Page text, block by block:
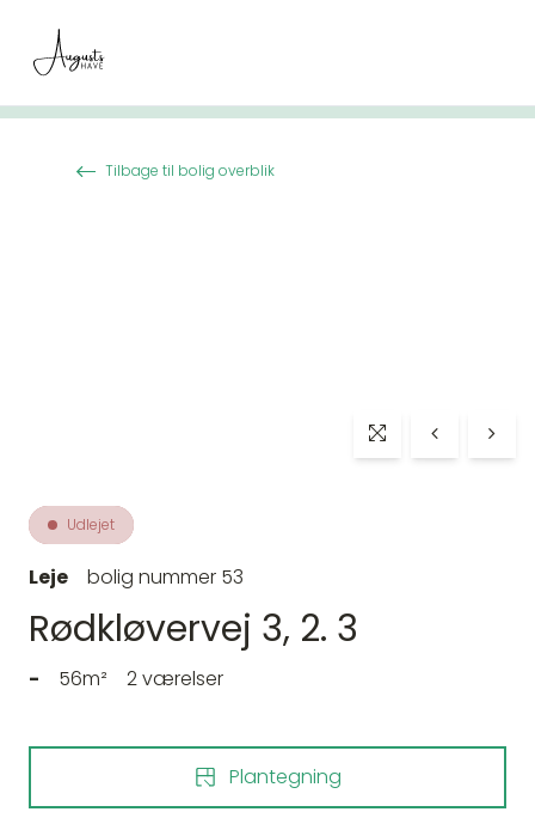
Tilbage til bolig overblik
Udlejet
Leje bolig nummer 53
Rødkløvervej 3, 2. 3
- 56m² 2 værelser
Plantegning